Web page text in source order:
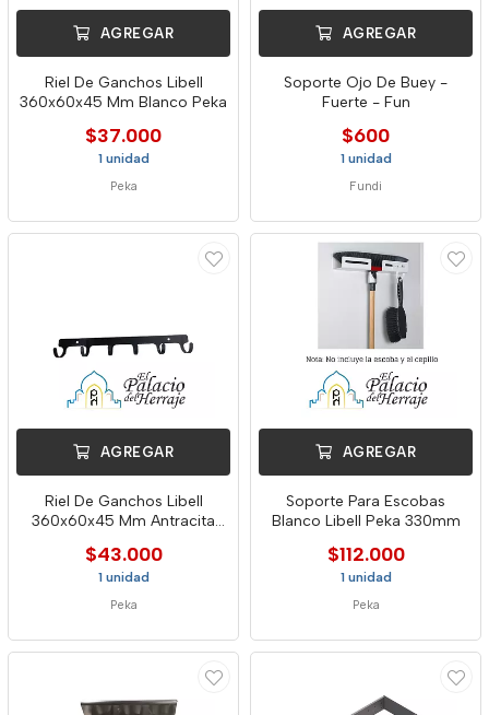
AGREGAR
Riel De Ganchos Libell
360x60x45 Mm Blanco Peka
$37.000
1 unidad
Peka
AGREGAR
Soporte Ojo De Buey -
Fuerte - Fun
$600
1 unidad
Fundi
AGREGAR
Riel De Ganchos Libell
360x60x45 Mm Antracita
$43.000
1 unidad
Peka
AGREGAR
Soporte Para Escobas
Blanco Libell Peka 330mm
$112.000
1 unidad
Peka